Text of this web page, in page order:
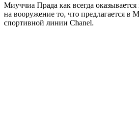
Миуччиа Прада как всегда
на вооружение то, что предлагается в
спортивной линии Chanel.